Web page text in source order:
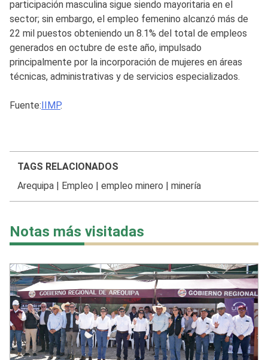
participación masculina sigue siendo mayoritaria en el
sector; sin embargo, el empleo femenino alcanzó más de
22 mil puestos obteniendo un 8.1% del total de empleos
generados en octubre de este año, impulsado
principalmente por la incorporación de mujeres en áreas
técnicas, administrativas y de servicios especializados.
Fuente:IIMP.
TAGS RELACIONADOS
Arequipa| Empleo | empleo minero | minería
Notas más visitadas